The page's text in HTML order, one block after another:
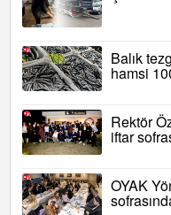
Balık
hamsi
Rektör
iftar
OYAK